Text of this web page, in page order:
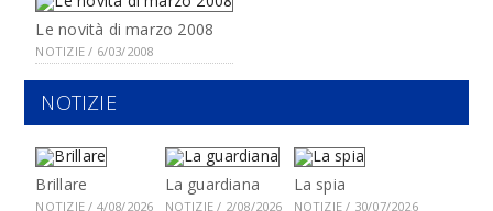
Le novità di marzo 2008
NOTIZIE / 6/03/2008
NOTIZIE
Brillare
NOTIZIE / 4/08/2026
La guardiana
NOTIZIE / 2/08/2026
La spia
NOTIZIE / 30/07/2026